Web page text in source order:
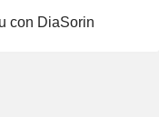
con DiaSorin